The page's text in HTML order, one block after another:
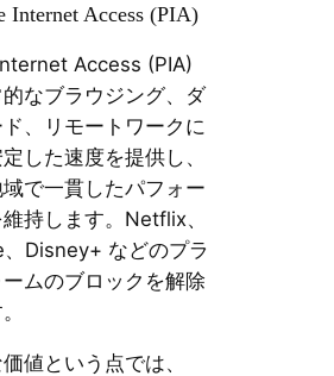
Internet Access (PIA)
Access (PIA)
なブラウジング、ダ
、リモートワークに
した速度を提供し、
で一貫したパフォー
持します。Netflix、
Disney+ などのプラ
ームのブロックを解除
値という点では、